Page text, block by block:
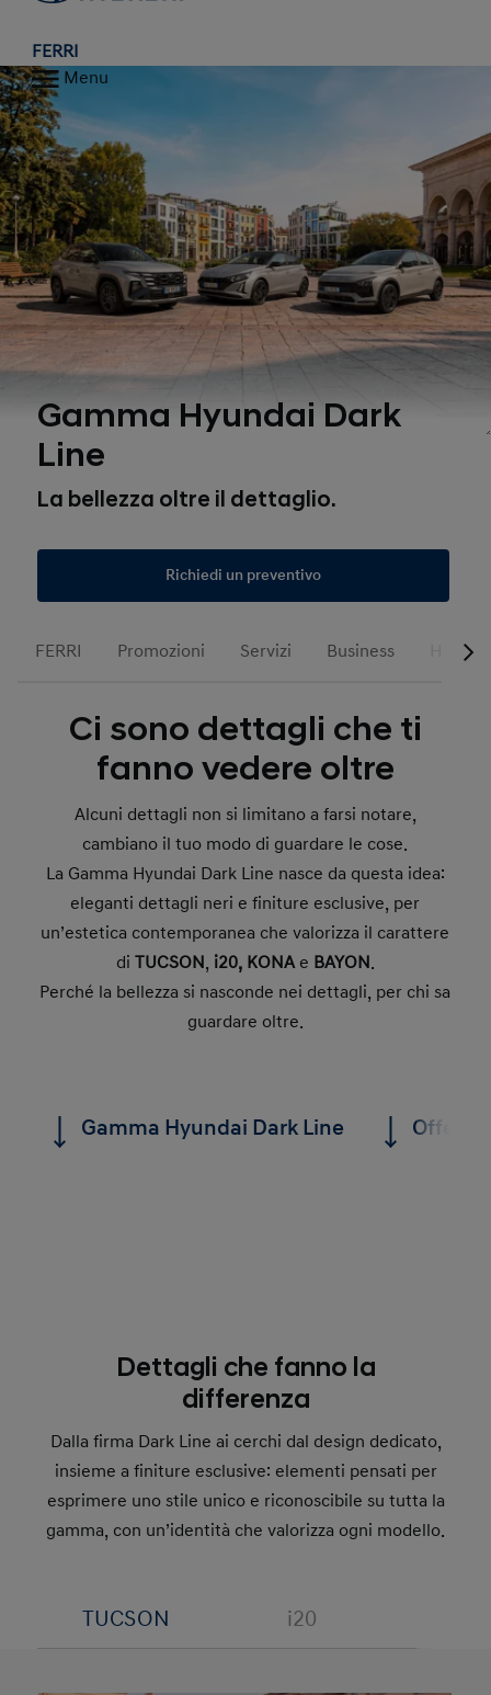
FERRI
Menu
Gamma Hyundai Dark
Line
La bellezza oltre il dettaglio.
Richiedi un preventivo
FERRI Promozioni Servizi Business
Ci sono dettagli che ti
fanno vedere oltre
Alcuni dettagli non si limitano a farsi notare,
cambiano il tuo modo di guardare le cose.
La Gamma Hyundai Dark Line nasce da questa idea:
eleganti dettagli neri e finiture esclusive, per
un’estetica contemporanea che valorizza il carattere
di TUCSON, i20, KONA e BAYON.
Perché la bellezza si nasconde nei dettagli, per chi sa
guardare oltre.
Gamma Hyundai Dark Line Offerte
Dettagli che fanno la
differenza
Dalla firma Dark Line ai cerchi dal design dedicato,
insieme a finiture esclusive: elementi pensati per
esprimere uno stile unico e riconoscibile su tutta la
gamma, con un’identità che valorizza ogni modello.
TUCSON i20